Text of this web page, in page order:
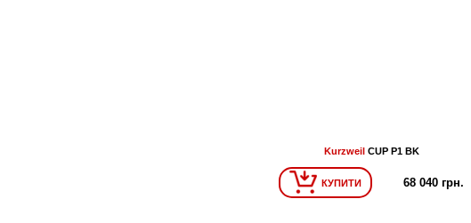
KurzweilCUP P1 BK
КУПИТИ 68 040 грн.